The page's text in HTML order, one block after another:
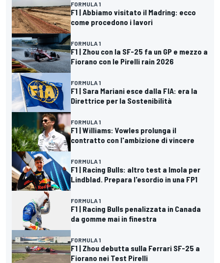
FORMULA 1
F1 | Abbiamo visitato il Madring: ecco
come procedono i lavori
FORMULA 1
F1 | Zhou con la SF-25 fa un GP e mezzo a
Fiorano con le Pirelli rain 2026
FORMULA 1
F1 | Sara Mariani esce dalla FIA: era la
Direttrice per la Sostenibilità
FORMULA 1
F1 | Williams: Vowles prolunga il
contratto con l'ambizione di vincere
FORMULA 1
F1 | Racing Bulls: altro test a Imola per
Lindblad. Prepara l'esordio in una FP1
FORMULA 1
F1 | Racing Bulls penalizzata in Canada
da gomme mai in finestra
FORMULA 1
F1 | Zhou debutta sulla Ferrari SF-25 a
Fiorano nei Test Pirelli